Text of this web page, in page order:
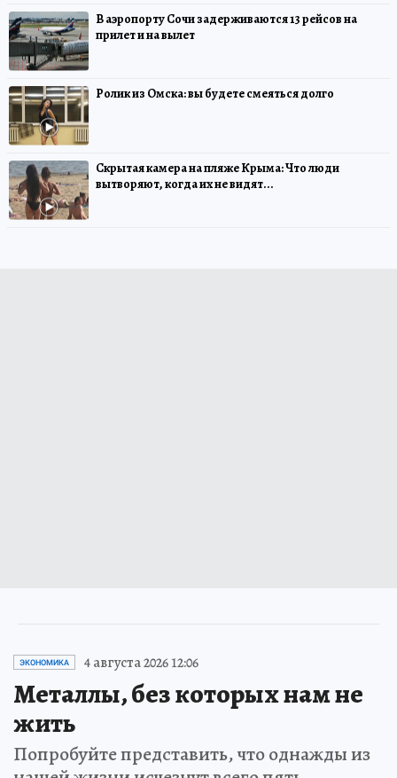
В аэропорту Сочи задерживаются 13 рейсов на
прилет и на вылет
Ролик из Омска: вы будете смеяться долго
Скрытая камера на пляже Крыма: Что люди
вытворяют, когда их не видят...
ЭКОНОМИКА 4 августа 2026 12:06
Металлы, без которых нам не
жить
Попробуйте представить, что однажды из